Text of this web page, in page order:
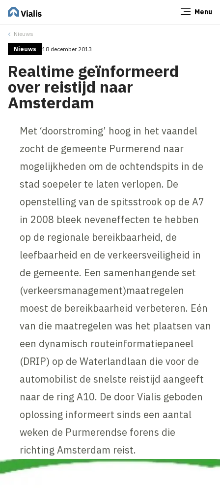
Menu
Nieuws
Nieuws 18 december 2013
Realtime geïnformeerd
over reistijd naar
Amsterdam
Met ‘doorstroming’ hoog in het vaandel
zocht de gemeente Purmerend naar
mogelijkheden om de ochtendspits in de
stad soepeler te laten verlopen. De
openstelling van de spitsstrook op de A7
in 2008 bleek neveneffecten te hebben
op de regionale bereikbaarheid, de
leefbaarheid en de verkeersveiligheid in
de gemeente. Een samenhangende set
(verkeersmanagement)maatregelen
moest de bereikbaarheid verbeteren. Eén
van die maatregelen was het plaatsen van
een dynamisch routeinformatiepaneel
(DRIP) op de Waterlandlaan die voor de
automobilist de snelste reistijd aangeeft
naar de ring A10. De door Vialis geboden
oplossing informeert sinds een aantal
weken de Purmerendse forens die
richting Amsterdam reist.
Sluiten